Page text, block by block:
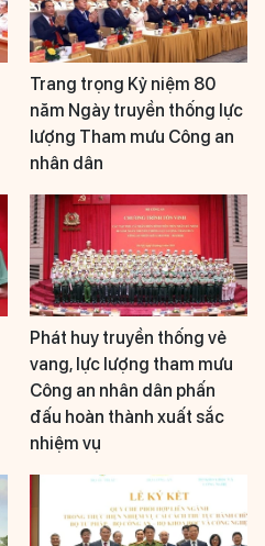
Trang trọng Kỷ niệm 80
năm Ngày truyền thống lực
lượng Tham mưu Công an
nhân dân
Phát huy truyền thống vẻ
vang, lực lượng tham mưu
Công an nhân dân phấn
đấu hoàn thành xuất sắc
nhiệm vụ